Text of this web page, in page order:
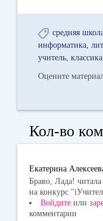
средняя
информатика
учитель классика
Оцените
Кол-во
Екатерина
Браво, Лада!
на конкурс
Войдите или
комментарии